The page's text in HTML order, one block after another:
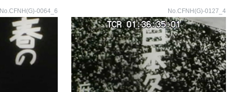
No.CFNH(G)-0064_6 No.CFNH(G)-0127_4